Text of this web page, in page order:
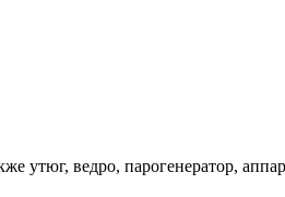
утюг, ведро, парогенератор,